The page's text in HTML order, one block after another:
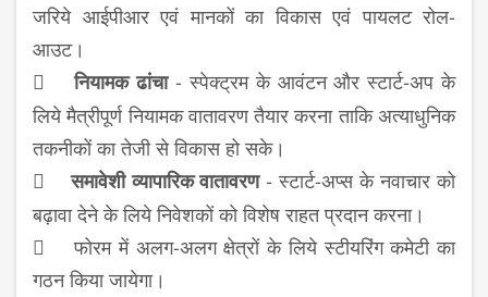
जरिये आईपीआर एवं मानकों का विकास एवं पायलट रोल-
आउट।
नियामक ढांचा- स्पेक्ट्रम के आवंटन और स्टार्ट-अप के
लिये मैत्रीपूर्ण नियामक वातावरण तैयार करना ताकि अत्याधुनिक
तकनीकों का तेजी से विकास हो सके।
समावेशी व्यापारिक वातावरण- स्टार्ट-अप्स के नवाचार को
बढ़ावा देने के लिये निवेशकों को विशेष राहत प्रदान करना।
 फोरम में अलग-अलग क्षेत्रों के लिये स्टीयरिंग कमेटी का
गठन किया जायेगा।